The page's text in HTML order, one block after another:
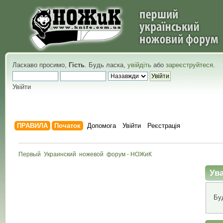
Ласкаво просимо, Гість. Будь ласка, увійдіть або зареєструйтеся.
Увійти
ПРАВИЛА Початок Допомога Увійти Реєстрація
Первый  Украинский  ножевой  форум - НОЖиК